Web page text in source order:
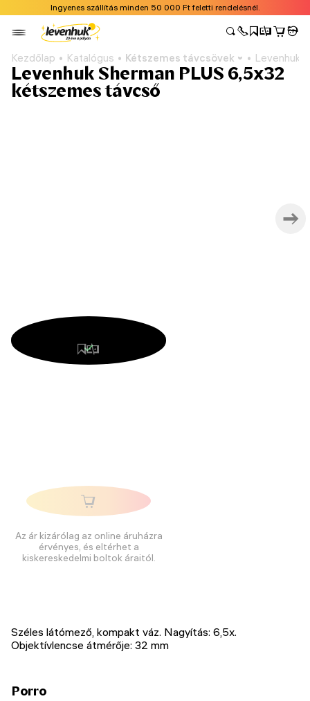
Ingyenes szállítás minden 50 000 Ft feletti rendelésnél.
Kezdőlap Katalógus Kétszemes távcsövek Levenhuk
Levenhuk Sherman PLUS 6,5x32
kétszemes távcső
Az ár kizárólag az online áruházra
érvényes, és eltérhet a
kiskereskedelmi boltok áraitól.
Széles látómező, kompakt váz. Nagyítás: 6,5x.
Objektívlencse átmérője: 32 mm
Porro